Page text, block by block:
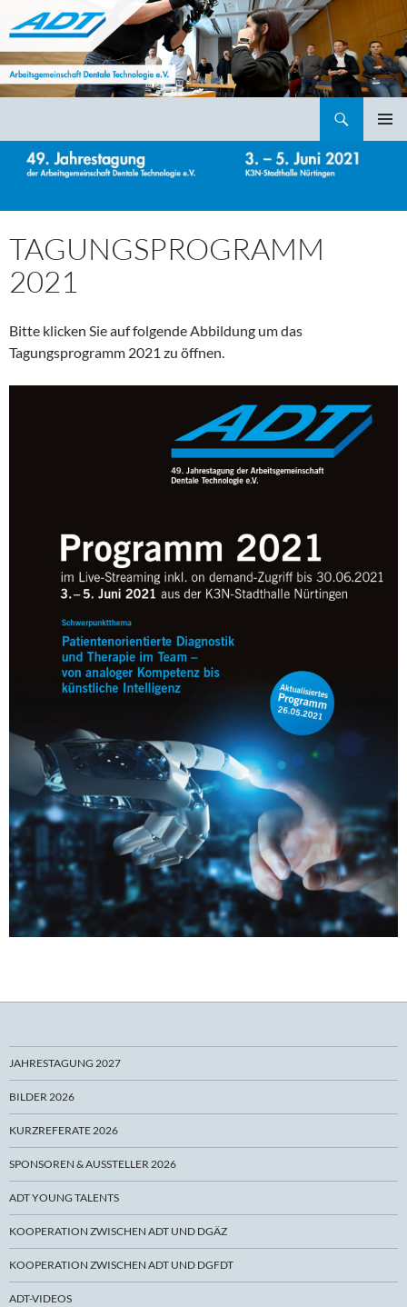
ADT – Arbeitsgemeinschaft Dentale Technologie e.V.
INHALT
SPRINGEN
TAGUNGSPROGRAMM
2021
Bitte klicken Sie auf folgende Abbildung um das
Tagungsprogramm 2021 zu öffnen.
JAHRESTAGUNG 2027
BILDER 2026
KURZREFERATE 2026
SPONSOREN & AUSSTELLER 2026
ADT YOUNG TALENTS
KOOPERATION ZWISCHEN ADT UND DGÄZ
KOOPERATION ZWISCHEN ADT UND DGFDT
ADT-VIDEOS